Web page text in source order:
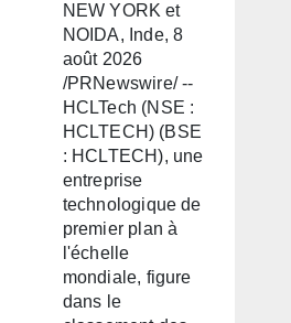
NEW YORK et
NOIDA, Inde, 8
août 2026
/PRNewswire/ --
HCLTech (NSE :
HCLTECH) (BSE
: HCLTECH), une
entreprise
technologique de
premier plan à
l'échelle
mondiale, figure
dans le